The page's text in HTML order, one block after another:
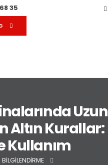
35
Uzun
Altın Kurallar:
Kullanım
BILGILENDIRME